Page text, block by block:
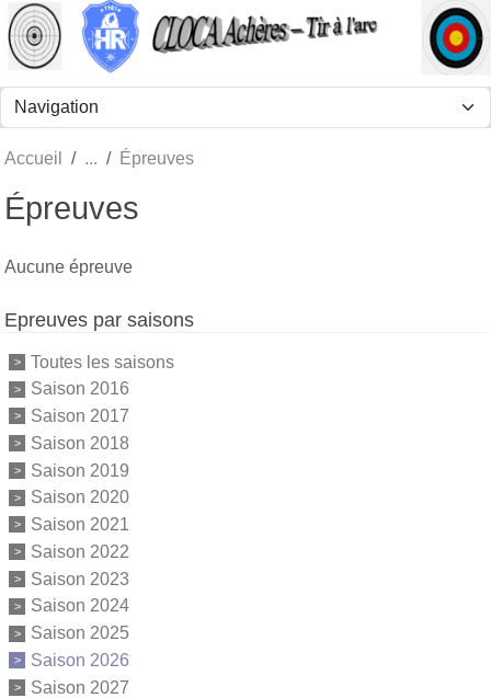
Accueil Épreuves
Épreuves
Aucune épreuve
Epreuves par saisons
Toutes les saisons
Saison 2016
Saison 2017
Saison 2018
Saison 2019
Saison 2020
Saison 2021
Saison 2022
Saison 2023
Saison 2024
Saison 2025
Saison 2026
Saison 2027
Panneau de gestion des cookies